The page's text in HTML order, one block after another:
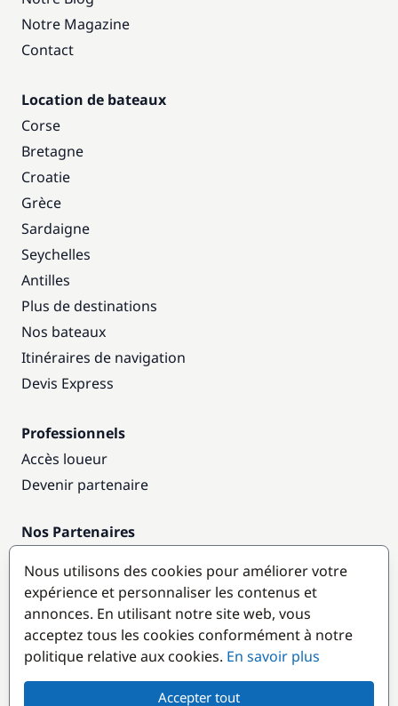
Notre Magazine
Contact
Location de bateaux
Corse
Bretagne
Croatie
Grèce
Sardaigne
Seychelles
Antilles
Plus de destinations
Nos bateaux
Itinéraires de navigation
Devis Express
Professionnels
Accès loueur
Devenir partenaire
Nos Partenaires
Destinations populaires
Nous utilisons des cookies pour améliorer votre
expérience et personnaliser les contenus et
annonces. En utilisant notre site web, vous
acceptez tous les cookies conformément à notre
politique relative aux cookies. En savoir plus
Accepter tout